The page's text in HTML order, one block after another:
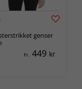
genser
Fr. 449 kr